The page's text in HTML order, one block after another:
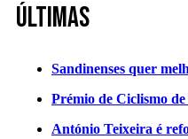
Últimas
Sandinenses quer
Prémio de Ciclismo
António Teixeira é